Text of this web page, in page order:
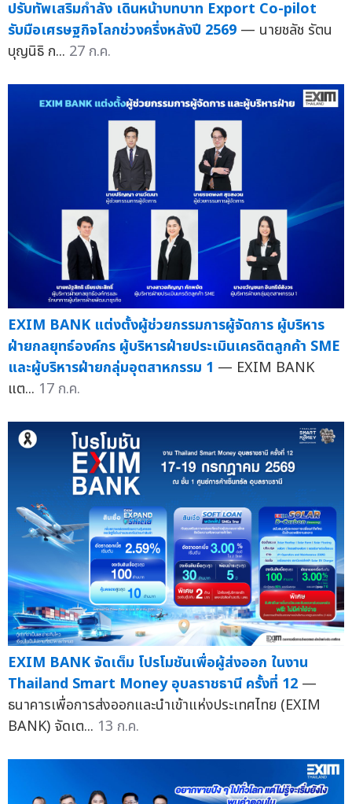
ปรับทัพเสริมกำลัง เดินหน้าบทบาท Export Co-pilot
รับมือเศรษฐกิจโลกช่วงครึ่งหลังปี 2569 — นายชลัช รัตน
บุญนิธิ ก... 27 ก.ค.
EXIM BANK แต่งตั้งผู้ช่วยกรรมการผู้จัดการ ผู้บริหาร
ฝ่ายกลยุทธ์องค์กร ผู้บริหารฝ่ายประเมินเครดิตลูกค้า SME
และผู้บริหารฝ่ายกลุ่มอุตสาหกรรม 1 — EXIM BANK
แต... 17 ก.ค.
EXIM BANK จัดเต็ม โปรโมชันเพื่อผู้ส่งออก ในงาน
Thailand Smart Money อุบลราชธานี ครั้งที่ 12 —
ธนาคารเพื่อการส่งออกและนำเข้าแห่งประเทศไทย (EXIM
BANK) จัดเต... 13 ก.ค.